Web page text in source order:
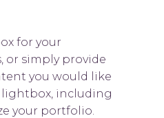
for your
or simply provide
you would like
including
your portfolio.